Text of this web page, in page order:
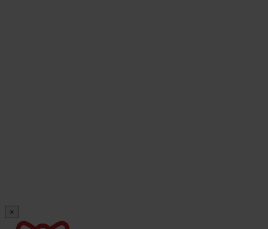
×